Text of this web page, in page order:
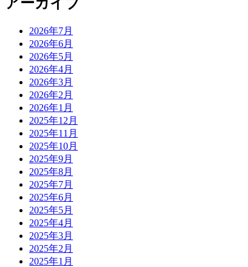
アーカイブ
2026年7月
2026年6月
2026年5月
2026年4月
2026年3月
2026年2月
2026年1月
2025年12月
2025年11月
2025年10月
2025年9月
2025年8月
2025年7月
2025年6月
2025年5月
2025年4月
2025年3月
2025年2月
2025年1月